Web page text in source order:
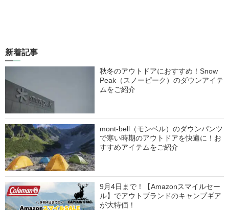
新着記事
秋冬のアウトドアにおすすめ！Snow
Peak（スノーピーク）のダウンアイテ
ムをご紹介
mont-bell（モンベル）のダウンパンツ
で寒い時期のアウトドアを快適に！お
すすめアイテムをご紹介
9月4日まで！【Amazonスマイルセー
ル】でアウトブランドのキャンプギア
が大特価！